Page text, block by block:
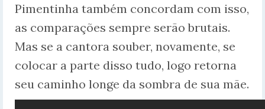
Pimentinha também concordam com isso,
as comparações sempre serão brutais.
Mas se a cantora souber, novamente, se
colocar a parte disso tudo, logo retorna
seu caminho longe da sombra de sua mãe.